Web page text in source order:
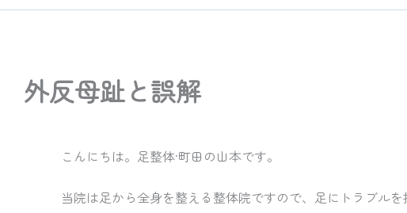
ッ
外反母趾と誤解
こんにちは。足整体·町田の山本です。
当院は足から全身を整える整体院ですので、足にトラブル